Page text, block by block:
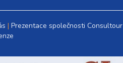
Prezentace společnosti Consultour